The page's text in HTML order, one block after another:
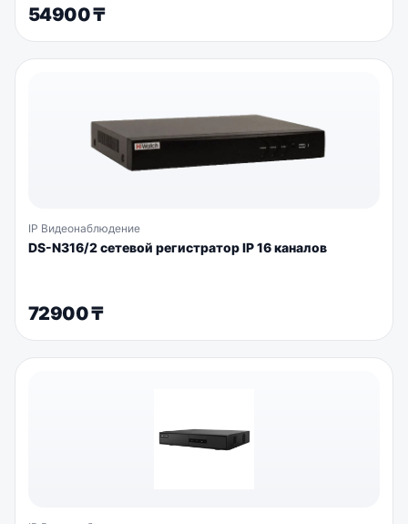
54900₸
IP Видеонаблюдение
DS-N316/2 сетевой регистратор IP 16 каналов
72900₸